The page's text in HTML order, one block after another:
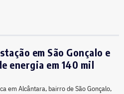
em São Gonçalo e
energia em 140 mil
em Alcântara, bairro de São Gonçalo,